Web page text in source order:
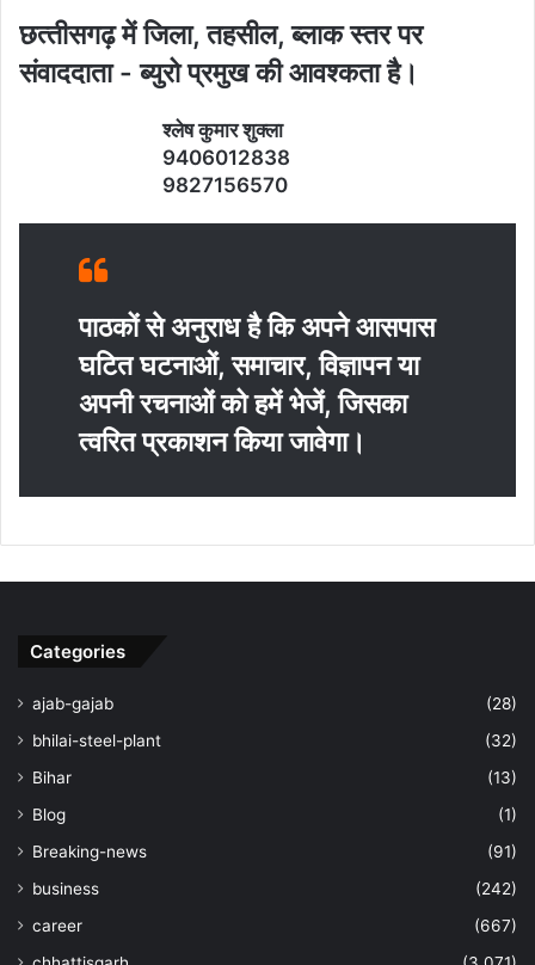
छत्‍तीसगढ़ में जिला, तहसील, ब्‍लाक स्‍तर पर
संवाददाता - ब्‍युरो प्रमुख की आवश्‍कता है।
श्‍लेष कुमार शुक्‍ला
9406012838
9827156570
पाठकों से अनुराध है कि अपने आसपास
घटित घटनाओं, समाचार, विज्ञापन या
अपनी रचनाओं को हमें भेजें, जिसका
त्‍वरित प्रकाशन किया जावेगा।
Categories
ajab-gajab
(28)
bhilai-steel-plant
(32)
Bihar
(13)
Blog
(1)
Breaking-news
(91)
business
(242)
career
(667)